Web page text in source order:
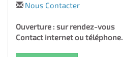
Nous Contacter
Ouverture : sur rendez-vous
Contact internet ou téléphone.